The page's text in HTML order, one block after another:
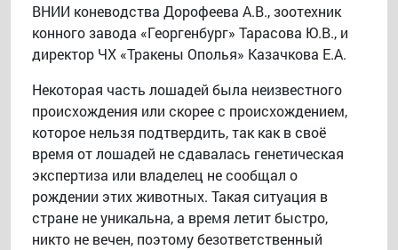
ВНИИ коневодства Дорофеева А.В., зоотехник
конного завода «Георгенбург» Тарасова Ю.В., и
директор ЧХ «Тракены Ополья» Казачкова Е.А.
Некоторая часть лошадей была неизвестного
происхождения или скорее с происхождением,
которое нельзя подтвердить, так как в своё
время от лошадей не сдавалась генетическая
экспертиза или владелец не сообщал о
рождении этих животных. Такая ситуация в
стране не уникальна, а время летит быстро,
никто не вечен, поэтому безответственный